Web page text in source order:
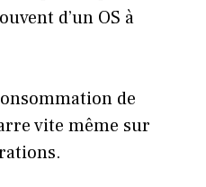
d’un OS à
de
vite même sur